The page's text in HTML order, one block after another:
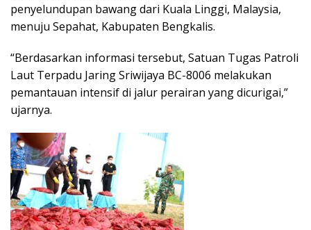
penyelundupan bawang dari Kuala Linggi, Malaysia,
menuju Sepahat, Kabupaten Bengkalis.
“Berdasarkan informasi tersebut, Satuan Tugas Patroli
Laut Terpadu Jaring Sriwijaya BC-8006 melakukan
pemantauan intensif di jalur perairan yang dicurigai,”
ujarnya.